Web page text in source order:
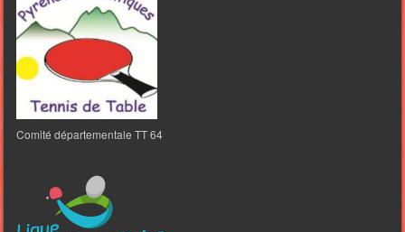
Comité départementale TT 64